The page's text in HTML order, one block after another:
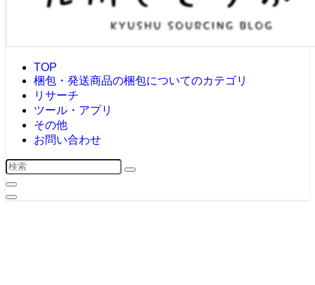
TOP
梱包・発送商品の梱包についてのカテゴリ
リサーチ
ツール・アプリ
その他
お問い合わせ